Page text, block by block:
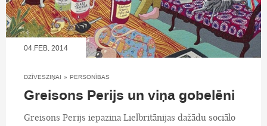
04.FEB, 2014
DZĪVESZIŅAI » PERSONĪBAS
Greisons Perijs un viņa gobelēni
Greisons Perijs iepazina Lielbritānijas dažādu sociālo